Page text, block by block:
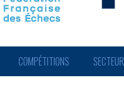
COMPÉTITIONS